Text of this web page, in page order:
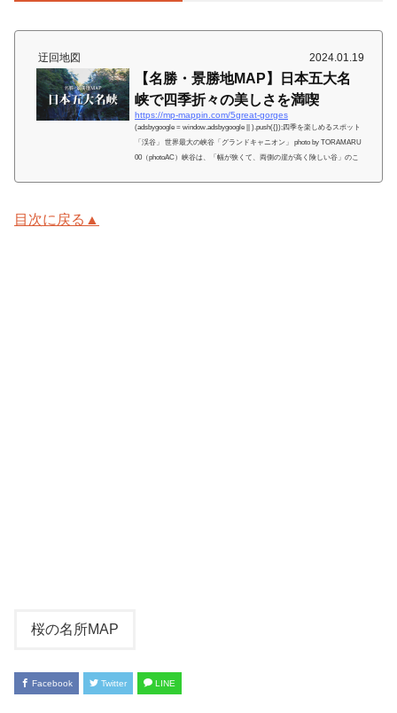
迂回地図 2024.01.19
【名勝・景勝地MAP】日本五大名
峡で四季折々の美しさを満喫
https://mp-mappin.com/5great-gorges
(adsbygoogle = window.adsbygoogle || ).push({});四季を楽しめるスポット
「渓谷」 世界最大の峡谷「グランドキャニオン」 photo by TORAMARU
00（photoAC）峡谷は、「幅が狭くて、両側の崖が高く険しい谷」のこ
目次に戻る▲
桜の名所MAP
Facebook Twitter LINE